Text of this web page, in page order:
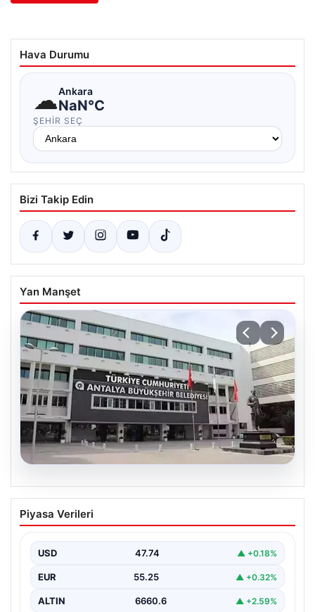
Hava Durumu
☁Ankara
NaN°C
ŞEHIR SEÇ
Bizi Takip Edin
Yan Manşet
06.08.2026
Antalya’daki yolsuzluk soruşturmasında
iki yeni gözaltı
Piyasa Verileri
USD 47.74 ▲ +0.18%
EUR 55.25 ▲ +0.32%
ALTIN 6660.6 ▲ +2.59%